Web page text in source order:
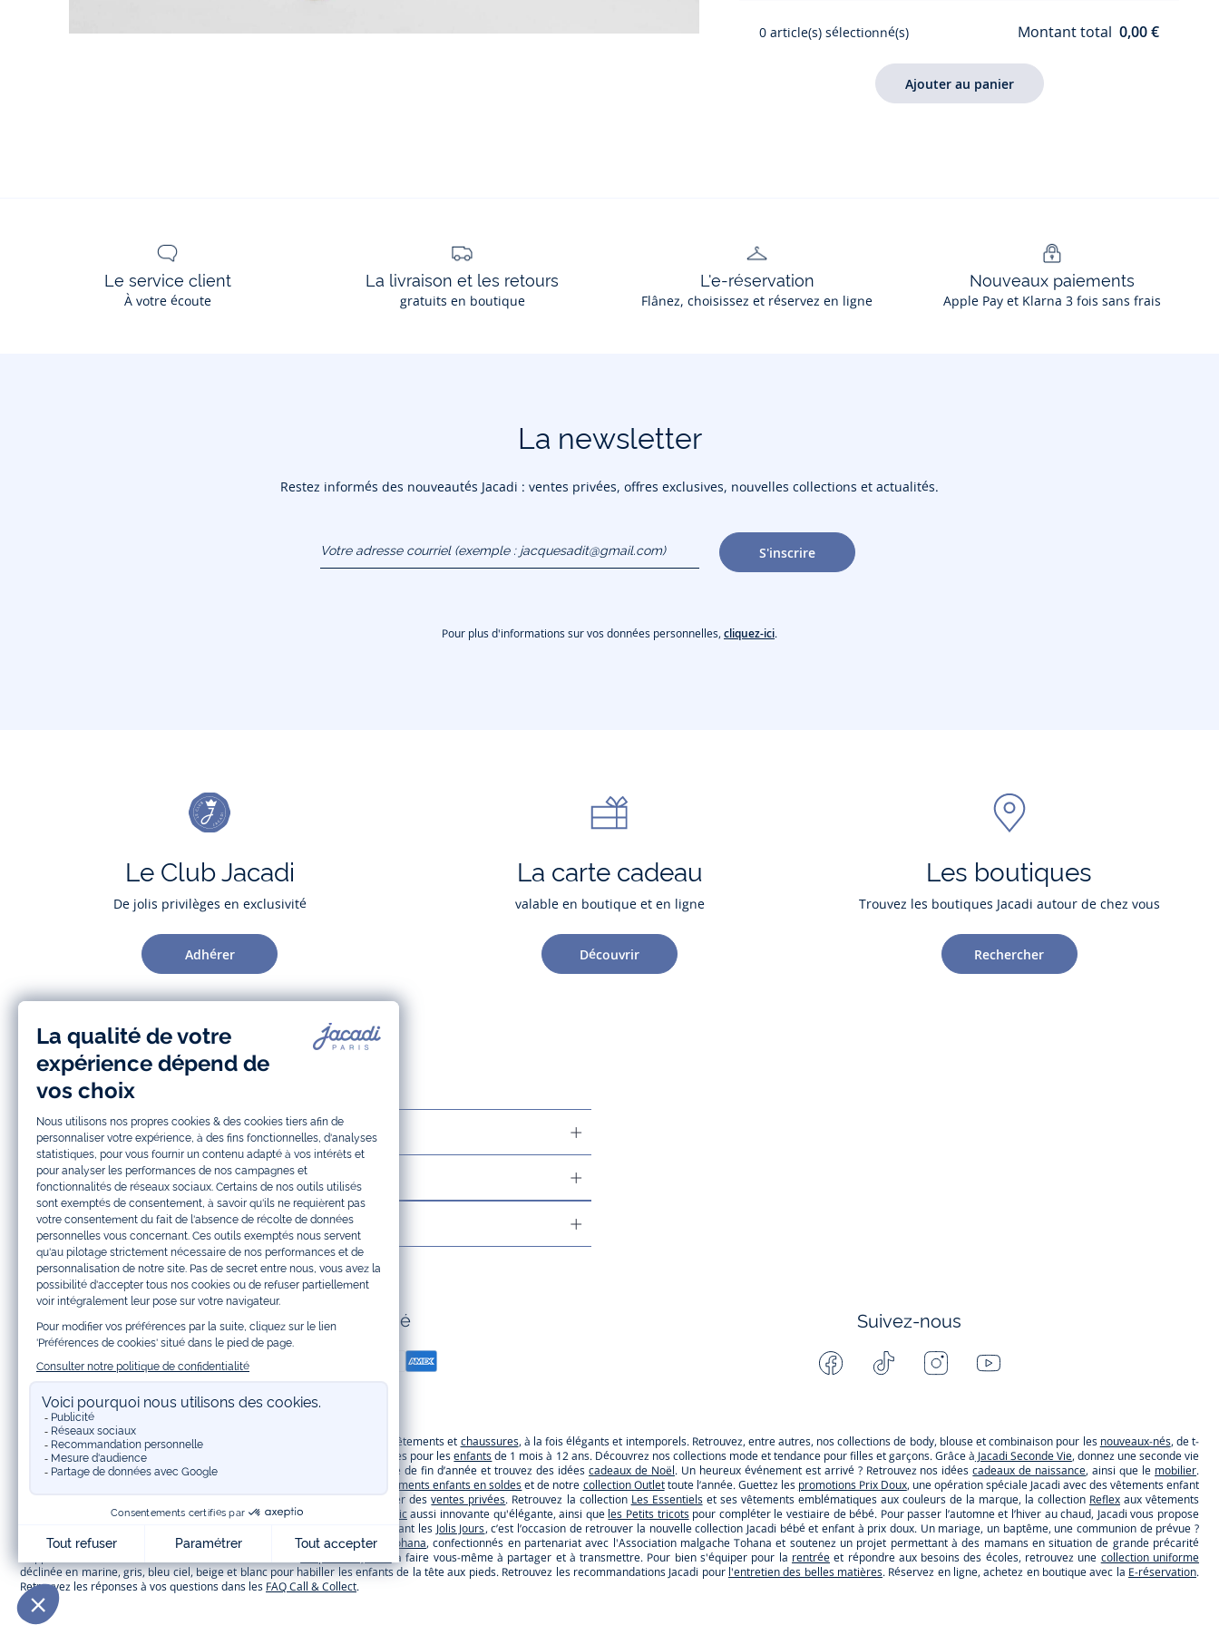
0 article(s) sélectionné(s) Montant total 0,00 €
Le service client
À votre écoute
La livraison et les retours
gratuits en boutique
L'e-réservation
Flânez, choisissez et réservez en ligne
Nouveaux paiements
Apple Pay et Klarna 3 fois sans frais
La newsletter
Restez informés des nouveautés Jacadi : ventes privées, offres exclusives, nouvelles collections et actualités.
(exemple :
jacquesadit@gmail.com)
S'inscrire
Pour plus d'informations sur vos données personnelles, cliquez-ici.
Le Club Jacadi
De jolis privilèges en exclusivité
Adhérer
La carte cadeau
valable en boutique et en ligne
Découvrir
Les boutiques
Trouvez les boutiques Jacadi autour de chez vous
Rechercher
AIDE ET SERVICES
LA MAISON JACADI
INFOS LÉGALES ET COOKIES
Paiement 100% sécurisé Suivez-nous
Facebook Tiktok InstagramYoutube
Jacadi Paris vous propose sur sa boutique en ligne une grande variété de vêtements et chaussures, à la fois élégants et intemporels. Retrouvez, entre autres, nos collections de body, blouse et combinaison pour les nouveaux-nés, de t-
shirt, pull et short pour les
et de pantalons, chaussettes et accessoires pour lesenfantsde 1 mois à 12 ans. Découvrez nos collections mode et tendance pour filles et garçons. Grâce à Jacadi Seconde Vie, donnez une seconde vie
à vos articles pour enfants. Profitez aussi de nos collections spéciales fête de fin d’année et trouvez des idées cadeaux de Noël. Un heureux événement est arrivé ? Retrouvez nos idéescadeaux de naissance, ainsi que le mobilier.
vêtements enfants en soldeset de notre collection Outlettoute l’année. Guettez les promotions Prix Doux, une opération spéciale Jacadi avec des vêtements enfant
à prix tout ronds. Adhérez au programme de Fidélité Jacadi afin de profiter desventes privées. Retrouvez la collection Les Essentielset ses vêtements emblématiques aux couleurs de la marque, la collection Reflexaux vêtements
originaux et ludiques avec des détails réfléchissants, la collection
Sport Chicaussi innovante qu'élégante, ainsi que les Petits tricotspour compléter le vestiaire de bébé. Pour passer l’automne et l’hiver au chaud, Jacadi vous propose
. Pendant les Jolis Jours, c’est l’occasion de retrouver la nouvelle collection Jacadi bébé et enfant à prix doux. Un mariage, un baptême, une communion de prévue ?
Trouvez unetenue de cérémoniepour votre enfant. Retrouvez les sacs Tohana, confectionnés en partenariat avec l'Association malgache Tohana et soutenez un projet permettant à des mamans en situation de grande précarité
à faire vous-même à partager et à transmettre. Pour bien s'équiper pour la rentréeet répondre aux besoins des écoles, retrouvez une collection uniforme
déclinée en marine, gris, bleu ciel, beige et blanc pour habiller les enfants de la tête aux pieds. Retrouvez les recommandations Jacadi pour l'entretien des belles matières. Réservez en ligne, achetez en boutique avec la E-réservation.
Retrouvez les réponses à vos questions dans les FAQ Call & Collect.